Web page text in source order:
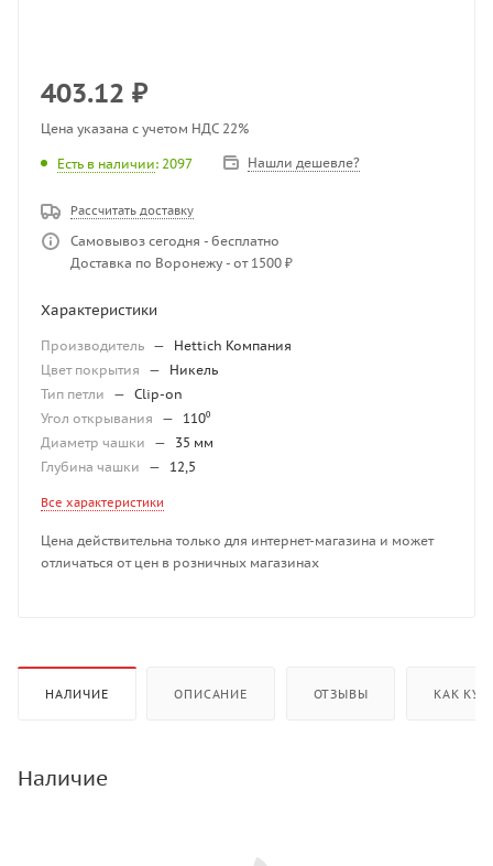
403.12 ₽
Цена указана с учетом НДС 22%
Есть в наличии: 2097 Нашли дешевле?
Рассчитать доставку
Самовывоз сегодня - бесплатно
Доставка по Воронежу - от 1500 ₽
Характеристики
Производитель —
Hettich Компания
Цвет покрытия
—
Никель
Тип петли
— Clip-on
Угол открывания
—
110⁰
Диаметр чашки
—
35 мм
Глубина чашки
— 12,5
Все характеристики
Цена действительна только для интернет-магазина и может
отличаться от цен в розничных магазинах
НАЛИЧИЕ ОПИСАНИЕ ОТЗЫВЫ КАК
Наличие